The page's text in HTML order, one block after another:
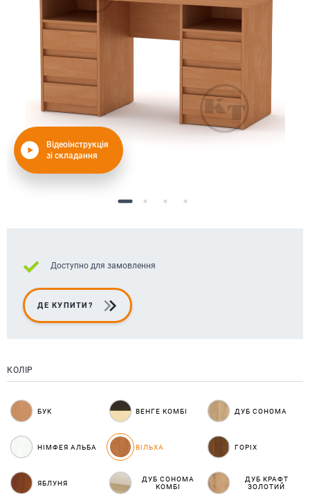
Відеоінструкція
зі складання
Доступно для замовлення
ДЕ КУПИТИ?
КОЛІР
БУК ВЕНГЕ КОМБІ ДУБ СОНОМА
НІМФЕЯ АЛЬБА ВІЛЬХА ГОРІХ
ЯБЛУНЯ
ДУБ СОНОМА
КОМБІ
ДУБ КРАФТ
ЗОЛОТИЙ